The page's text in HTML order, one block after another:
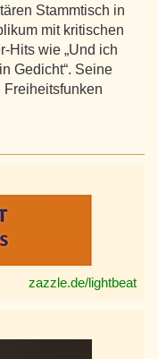
Stammtisch in
mit kritischen
Hits wie „Und ich
Gedicht“. Seine
zazzle.de/lightbeat